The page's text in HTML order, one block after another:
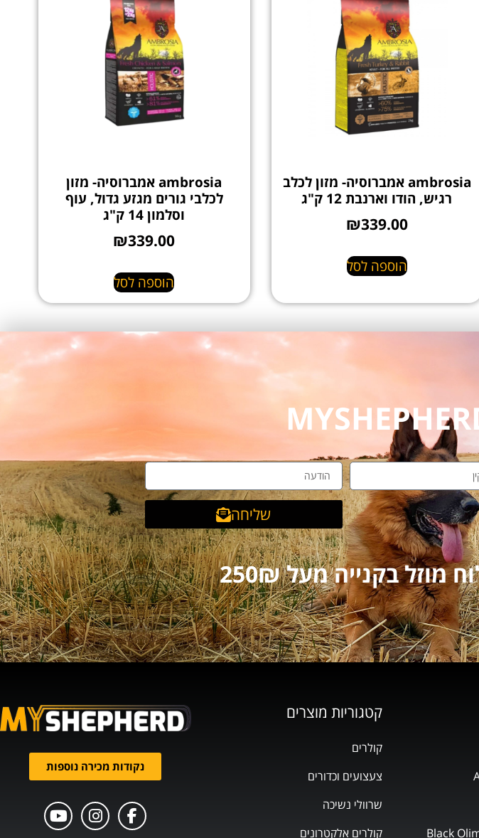
ambrosia אמברוסיה- מזון לכלב
רגיש, הודו וארנבת 12 ק"ג
₪339.00
הוספה לסל
ambrosia אמברוסיה- מזון
לכלבי גורים מגזע גדול, עוף
וסלמון 14 ק"ג
₪339.00
הוספה לסל
שליחה
קטגוריות מוצרים
קולרים
צעצועים וכדורים
שרוולי נשיכה
קולרים אלקטרונים
נקודות מכירה נוספות